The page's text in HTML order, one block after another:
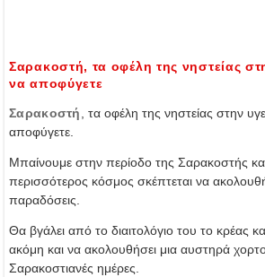
Σαρακοστή, τα οφέλη της νηστείας
να αποφύγετε
Σαρακοστή
, τα οφέλη της νηστείας στην
αποφύγετε.
Μπαίνουμε στην περίοδο της Σαρακοστής
περισσότερος κόσμος σκέπτεται να
παραδόσεις.
Θα βγάλει από το διαιτολόγιο του το κρέας
ακόμη και να ακολουθήσει μια αυστηρά
Σαρακοστιανές ημέρες.